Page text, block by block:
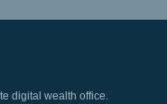
digital wealth office.